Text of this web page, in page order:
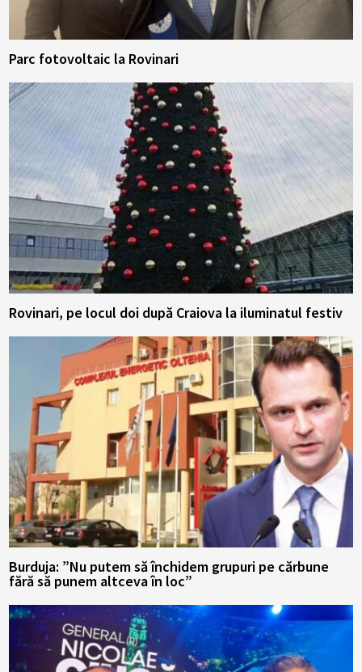
Parc fotovoltaic la Rovinari
Rovinari, pe locul doi după Craiova la iluminatul festiv
Burduja: ”Nu putem să închidem grupuri pe cărbune
fără să punem altceva în loc”